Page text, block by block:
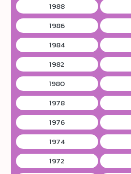
1988
1986
1984
1982
1980
1978
1976
1974
1972